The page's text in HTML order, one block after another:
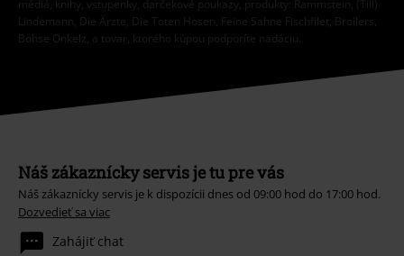
médiá, knihy, vstupenky, darčekové poukazy, produkty: Rammstein, (Till)
Lindemann, Die Ärzte, Die Toten Hosen, Feine Sahne Fischfilet, Broilers,
Böhse Onkelz, a tovar, ktorého kúpou podporíte nadáciu.
Náš zákaznícky servis je tu pre vás
Náš zákaznícky servis je k dispozícii dnes od 09:00 hod do 17:00 hod.
Dozvedieť sa viac
Zahájiť chat